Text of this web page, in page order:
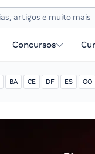
Concursos
BA CE DF ES GO